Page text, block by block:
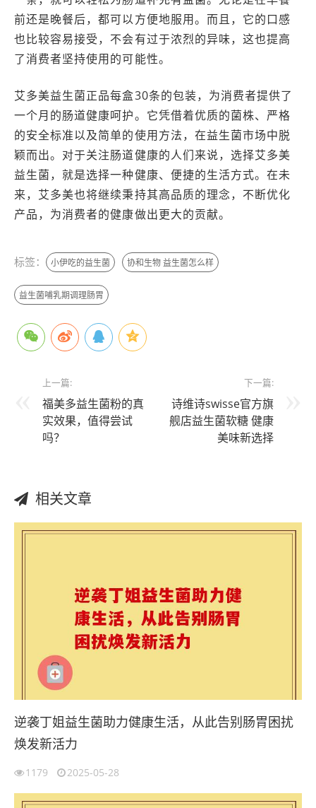
前还是晚餐后，都可以方便地服用。而且，它的口感
也比较容易接受，不会有过于浓烈的异味，这也提高
了消费者坚持使用的可能性。
艾多美益生菌正品每盒30条的包装，为消费者提供了
一个月的肠道健康呵护。它凭借着优质的菌株、严格
的安全标准以及简单的使用方法，在益生菌市场中脱
颖而出。对于关注肠道健康的人们来说，选择艾多美
益生菌，就是选择一种健康、便捷的生活方式。在未
来，艾多美也将继续秉持其高品质的理念，不断优化
产品，为消费者的健康做出更大的贡献。
标签： 小伊吃的益生菌 协和生物 益生菌怎么样
益生菌哺乳期调理肠胃
上一篇:
福美多益生菌粉的真
实效果，值得尝试
吗？
下一篇:
诗维诗swisse官方旗
舰店益生菌软糖 健康
美味新选择
相关文章
逆袭丁姐益生菌助力健康生活，从此告别肠胃困扰
焕发新活力
1179 2025-05-28